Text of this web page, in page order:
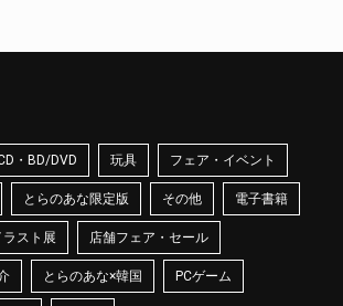
・BD/DVD 玩具 フェア・イベント
とらのあな限定版 その他 電子書籍
ラスト展 店舗フェア・セール
とらのあな×韓国 PCゲーム